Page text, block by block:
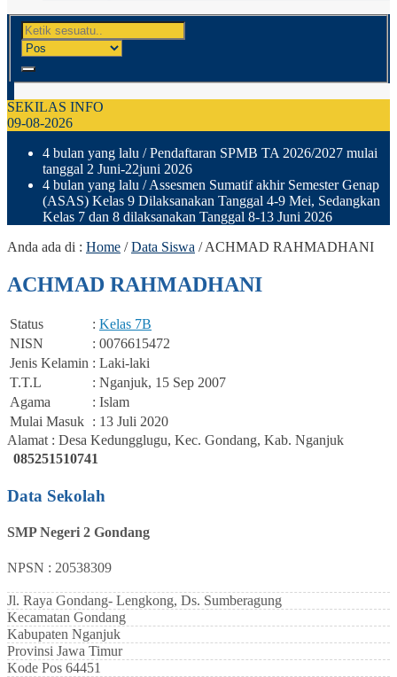
SEKILAS INFO
09-08-2026
4 bulan yang lalu / Pendaftaran SPMB TA 2026/2027 mulai
tanggal 2 Juni-22juni 2026
4 bulan yang lalu / Assesmen Sumatif akhir Semester Genap
(ASAS) Kelas 9 Dilaksanakan Tanggal 4-9 Mei, Sedangkan
Kelas 7 dan 8 dilaksanakan Tanggal 8-13 Juni 2026
Anda ada di : Home /Data Siswa /ACHMAD RAHMADHANI
ACHMAD RAHMADHANI
Status : Kelas 7B
NISN
: 0076615472
Jenis Kelamin : Laki-laki
T.T.L
: Nganjuk, 15 Sep 2007
Agama
: Islam
Mulai Masuk : 13 Juli 2020
Alamat : Desa Kedungglugu, Kec. Gondang, Kab. Nganjuk
085251510741
Data Sekolah
SMP Negeri 2 Gondang
NPSN : 20538309
Jl. Raya Gondang- Lengkong, Ds. Sumberagung
Kecamatan Gondang
Kabupaten Nganjuk
Provinsi Jawa Timur
Kode Pos 64451